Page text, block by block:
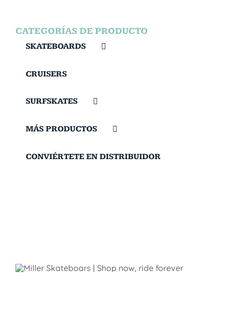
CATEGORÍAS DE PRODUCTO
SKATEBOARDS
CRUISERS
SURFSKATES
MÁS PRODUCTOS
CONVIÉRTETE EN DISTRIBUIDOR